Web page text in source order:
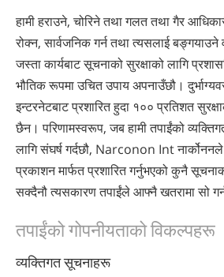
हामी हराउने, चोरिने तथा गलत तथा गैर
रोक्न, सार्वजनिक गर्न तथा त्यसलाई
जस्ता कार्यबाट सूचनाको सुरक्षाको लागि
भौतिक रूपमा उचित उपाय अपनाउँछौ।
इन्टरनेटबाट प्रशारित हुदा १०० प्रतिशत
छैन। परिणामस्वरूप, जब हामी तपाईंको
लागि संघर्ष गर्दछौ, Narconon Int नार्कोननले
प्रकाशन मार्फत प्रशारित गर्नुभएको कुनै
सक्दैनौ त्यसकारण तपाईंले आफ्नै खतरामा सो
तपाईंको गोपनीयताको विकल्पहरू
व्यक्तिगत सूचनाहरू